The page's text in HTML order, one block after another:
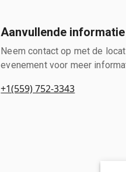
Aanvullende
Neem contact op met de
evenement voor meer
+1(559) 752-3343